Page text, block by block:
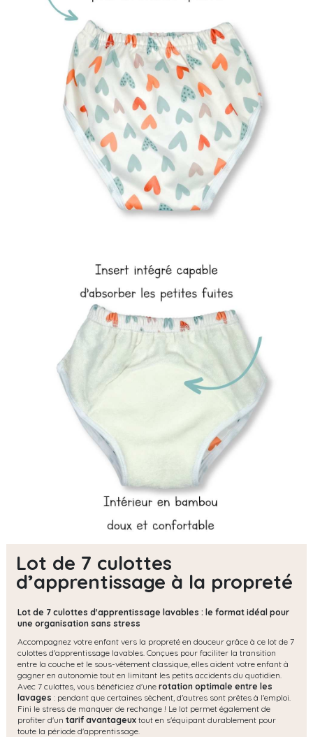
Lot de 7 culottes
d’apprentissage à la propreté
Lot de 7 culottes d'apprentissage lavables : le format idéal pour
une organisation sans stress
Accompagnez votre enfant vers la propreté en douceur grâce à ce lot de 7
culottes d'apprentissage lavables. Conçues pour faciliter la transition
entre la couche et le sous-vêtement classique, elles aident votre enfant à
gagner en autonomie tout en limitant les petits accidents du quotidien.
Avec 7 culottes, vous bénéficiez d'une rotation optimale entre les
lavages : pendant que certaines sèchent, d'autres sont prêtes à l'emploi.
Fini le stress de manquer de rechange ! Le lot permet également de
profiter d'un tarif avantageux tout en s'équipant durablement pour
toute la période d'apprentissage.